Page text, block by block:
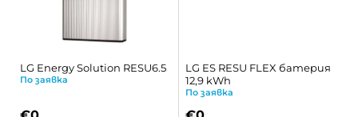
к
т
у
к
LG Energy Solution RESU6.5
По заявка
LG ES RESU FLEX батерия
12,9 kWh
По заявка